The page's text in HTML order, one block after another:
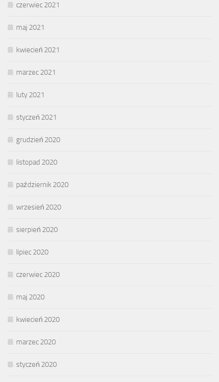
czerwiec 2021
maj 2021
kwiecień 2021
marzec 2021
luty 2021
styczeń 2021
grudzień 2020
listopad 2020
październik 2020
wrzesień 2020
sierpień 2020
lipiec 2020
czerwiec 2020
maj 2020
kwiecień 2020
marzec 2020
styczeń 2020